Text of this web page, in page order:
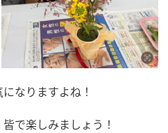
なりますよね！
で楽しみましょう！